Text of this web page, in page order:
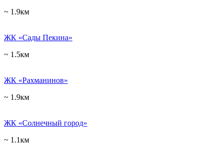
~ 1.9км
ЖК «Сады Пекина»
~ 1.5км
ЖК «Рахманинов»
~ 1.9км
ЖК «Солнечный город»
~ 1.1км